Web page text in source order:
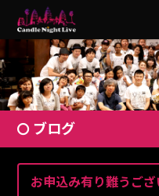
ブログ
お申込み有り難うござ